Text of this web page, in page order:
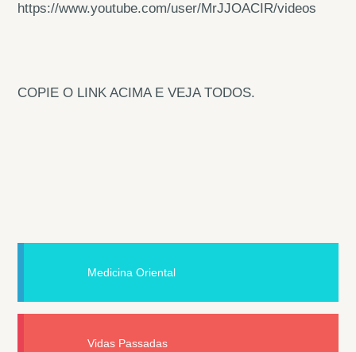
https://www.youtube.com/user/MrJJOACIR/videos
COPIE O LINK ACIMA E VEJA TODOS.
Medicina Oriental
Vidas Passadas